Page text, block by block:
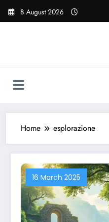
Vai
8 August 2026
Home esplorazione
16 March 2025